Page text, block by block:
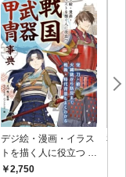
デジ絵・漫画・イラス
トを描く人に役立つ 戦
国武器甲冑事典
2,750
私